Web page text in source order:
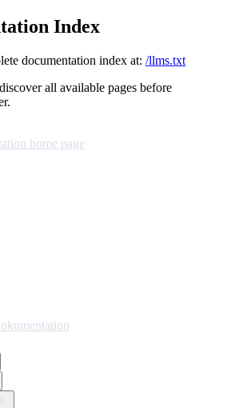
Index
documentation index at: /llms.txt
all available pages before
home page